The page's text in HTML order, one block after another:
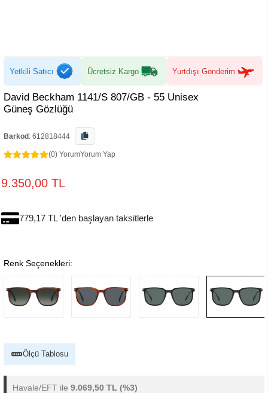
Yetkili Satıcı Ücretsiz Kargo Yurtdışı Gönderim
David Beckham 1141/S 807/GB - 55 Unisex
Güneş Gözlüğü
Barkod : 612818444
(0) YorumYorum Yap
9.350,00 TL
779,17 TL 'den başlayan taksitlerle
Renk Seçenekleri:
Ölçü Tablosu
Havale/EFT ile 9.069,50 TL (%3)